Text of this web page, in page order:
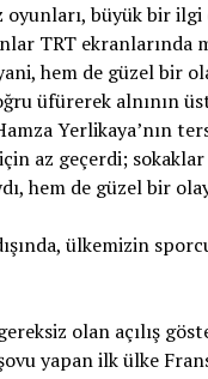
büyük bir ilgi
TRT ekranlarında
hem de güzel bir
üfürerek alnının
Yerlikaya’nın
az geçerdi;
hem de güzel bir
ülkemizin
olan açılış
yapan ilk ülke